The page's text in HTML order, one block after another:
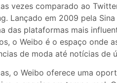
vezes comparado ao
Lançado em 2009 pela
das plataformas mais
o Weibo é o espaço onde
de moda até notícias de
o Weibo oferece uma